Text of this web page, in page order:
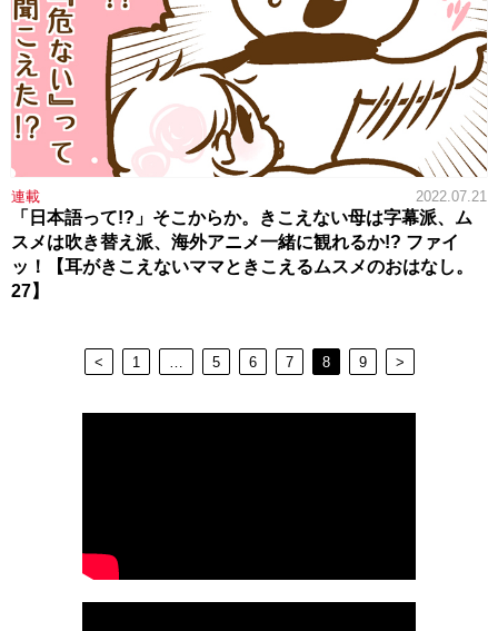
連載 2022.07.21
「日本語って!?」そこからか。きこえない母は字幕派、ム
スメは吹き替え派、海外アニメ一緒に観れるか!? ファイ
ッ！【耳がきこえないママときこえるムスメのおはなし。
27】
< 1 5 6 7 8 9 >